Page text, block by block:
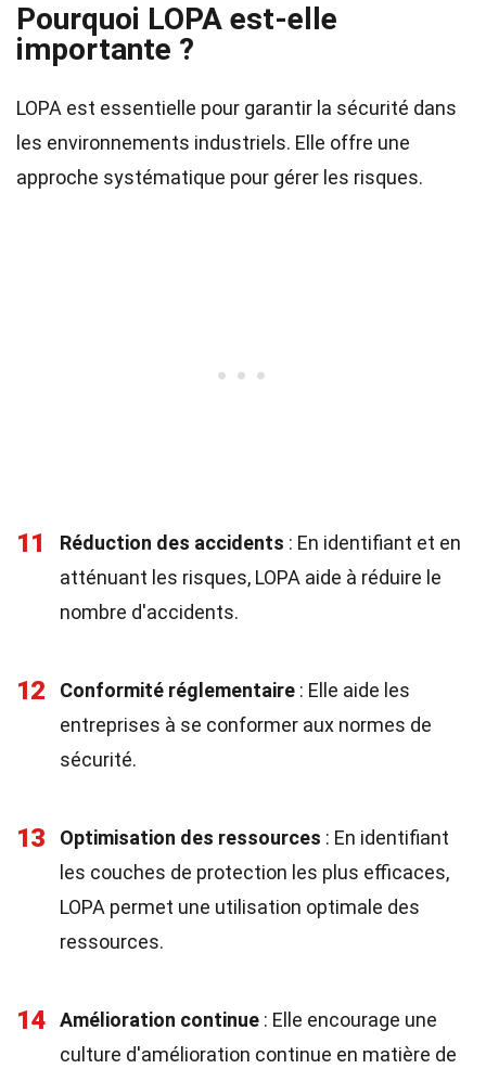
Pourquoi LOPA est-elle
importante ?
LOPA est essentielle pour garantir la sécurité dans
les environnements industriels. Elle offre une
approche systématique pour gérer les risques.
11 Réduction des accidents : En identifiant et en
atténuant les risques, LOPA aide à réduire le
nombre d'accidents.
12 Conformité réglementaire : Elle aide les
entreprises à se conformer aux normes de
sécurité.
13 Optimisation des ressources : En identifiant
les couches de protection les plus efficaces,
LOPA permet une utilisation optimale des
ressources.
14 Amélioration continue : Elle encourage une
culture d'amélioration continue en matière de